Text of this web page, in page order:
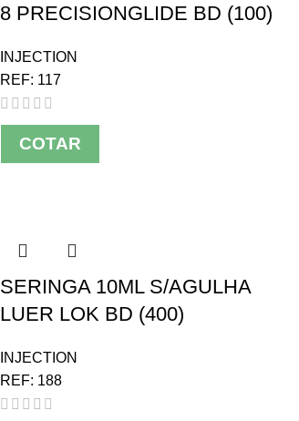
8 PRECISIONGLIDE BD (100)
INJECTION
REF: 117
COTAR
SERINGA 10ML S/AGULHA
LUER LOK BD (400)
INJECTION
REF: 188